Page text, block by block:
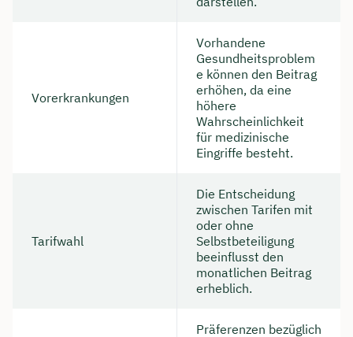
Vorerkrankungen
Vorhandene
Gesundheitsproblem
e können den Beitrag
erhöhen, da eine
höhere
Wahrscheinlichkeit
für medizinische
Eingriffe besteht.
Tarifwahl
Die Entscheidung
zwischen Tarifen mit
oder ohne
Selbstbeteiligung
beeinflusst den
monatlichen Beitrag
erheblich.
Präferenzen bezüglich